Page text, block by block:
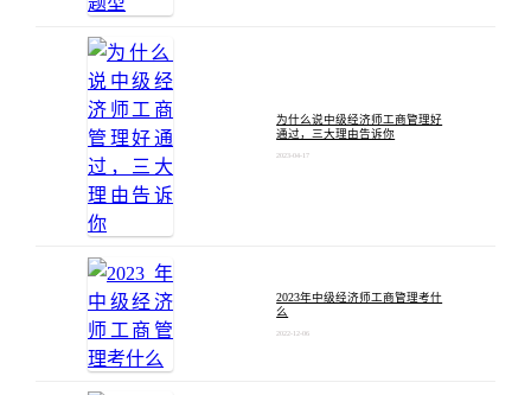
为什么说中级经济师工商管理好
通过，三大理由告诉你
2023-04-17
2023年中级经济师工商管理考什
么
2022-12-06